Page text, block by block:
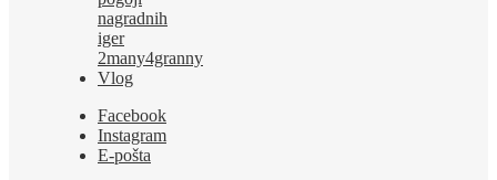
nagradnih
iger
2many4granny
Vlog
Facebook
Instagram
E-pošta